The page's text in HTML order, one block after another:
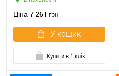
Ціна 7 261 грн.
У кошик
Купити в 1 клік